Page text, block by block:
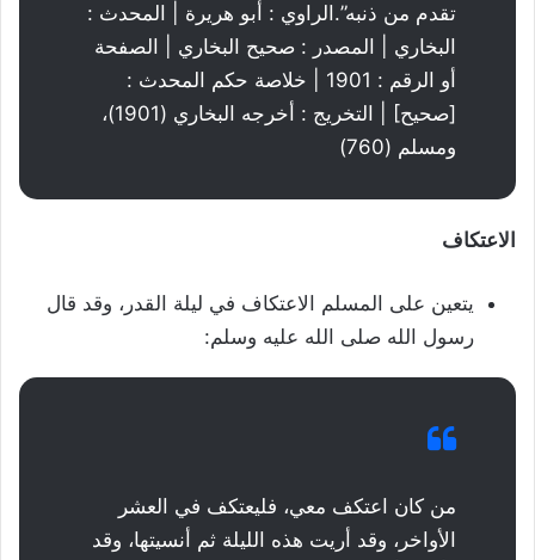
تقدم من ذنبه”.الراوي : أبو هريرة | المحدث :
البخاري | المصدر : صحيح البخاري | الصفحة
أو الرقم : 1901 | خلاصة حكم المحدث :
[صحيح] | التخريج : أخرجه البخاري (1901)،
ومسلم (760)
الاعتكاف
يتعين على المسلم الاعتكاف في ليلة القدر، وقد قال
رسول الله صلى الله عليه وسلم:
من كان اعتكف معي، فليعتكف في العشر
الأواخر، وقد أريت هذه الليلة ثم أنسيتها، وقد